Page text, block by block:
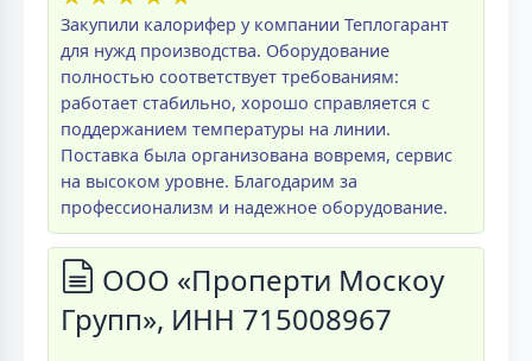
Закупили калорифер у компании Теплогарант
для нужд производства. Оборудование
полностью соответствует требованиям:
работает стабильно, хорошо справляется с
поддержанием температуры на линии.
Поставка была организована вовремя, сервис
на высоком уровне. Благодарим за
профессионализм и надежное оборудование.
ООО «Проперти Москоу
Групп», ИНН 715008967